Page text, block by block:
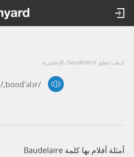
كيف تنطق baudelaire بالإنجليزية
/,boʊd'əlɜr/
أمثلة أفلام بها كلمة Baudelaire